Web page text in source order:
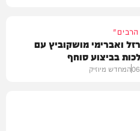
ואברימי מושקוביץ עם
בביצוע סוחף
המחדש מיוזיק